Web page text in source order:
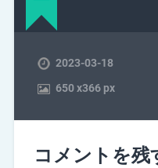
2023-03-18
650x366 px
コメントを残